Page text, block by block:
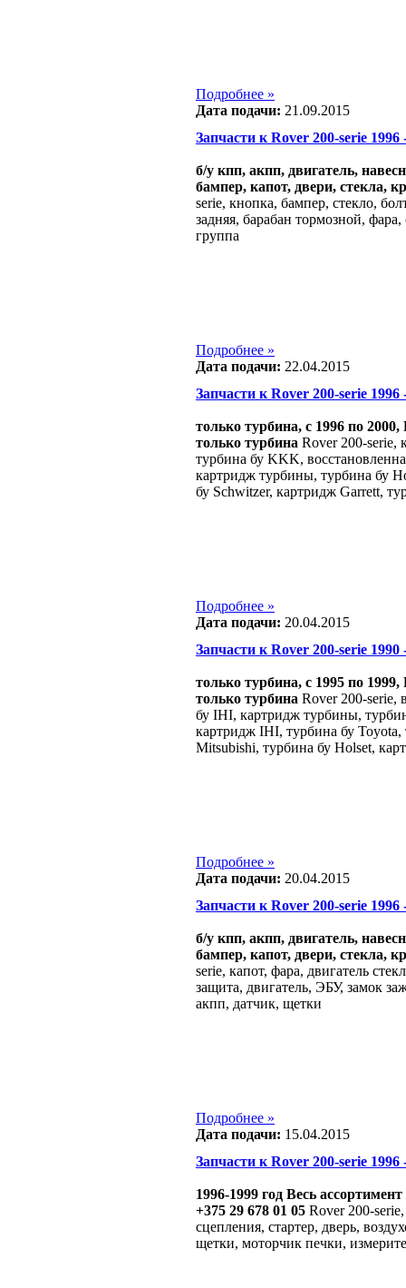
Подробнее »
Дата подачи: 21.09.2015
Запчасти к Rover 200-serie 1996
б/у кпп, акпп, двигатель,
бампер, капот, двери, стекла,
serie, кнопка, бампер, стекло,
задняя, барабан тормозной, фара,
группа
Подробнее »
Дата подачи: 22.04.2015
Запчасти к Rover 200-serie 1996
только турбина, c 1996 по
только турбина Rover 200-serie,
турбина бу KKK,
картридж турбины, турбина бу
бу Schwitzer, картридж Garrett,
Подробнее »
Дата подачи: 20.04.2015
Запчасти к Rover 200-serie 1990
только турбина, c 1995 по
только турбина Rover 200-serie,
бу IHI, картридж турбины,
картридж IHI, турбина бу Toyota,
Mitsubishi, турбина бу Holset,
Подробнее »
Дата подачи: 20.04.2015
Запчасти к Rover 200-serie 1996
б/у кпп, акпп, двигатель,
бампер, капот, двери, стекла,
serie, капот, фара, двигатель
защита, двигатель, ЭБУ, замок
акпп, датчик, щетки
Подробнее »
Дата подачи: 15.04.2015
Запчасти к Rover 200-serie 1996
1996-1999 год Весь
+375 29 678 01 05 Rover 200-
сцепления, стартер, дверь,
щетки, моторчик печки,